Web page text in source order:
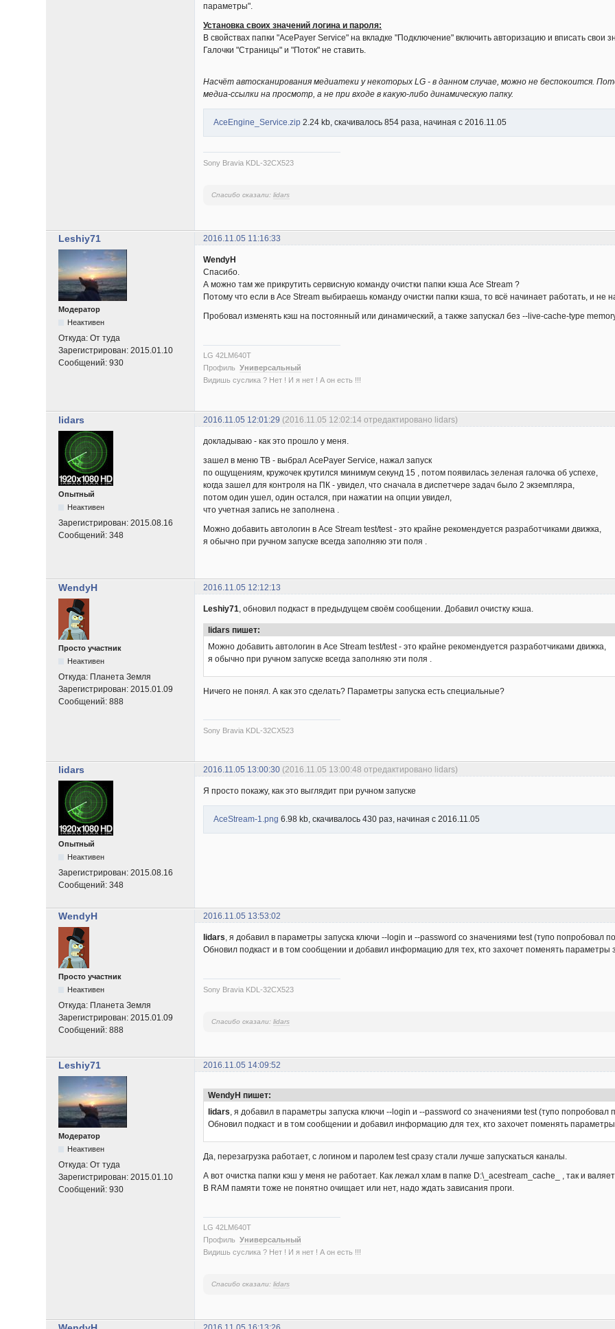
параметры".
Установка своих значений логина и пароля:
В свойствах папки "AcePayer Service" на вкладке "Подключение" включить авторизацию и вписать свои
Галочки "Страницы" и "Поток" не ставить.
Насчёт автосканирования медиатеки у некоторых LG - в данном случае, можно не беспокоится.
медиа-ссылки на просмотр, а не при входе в какую-либо динамическую папку.
AceEngine_Service.zip 2.24 kb, скачивалось 854 раза, начиная с 2016.11.05
Sony Bravia KDL-32CX523
Спасибо сказали:lidars
Leshiy71 2016.11.05 11:16:33
Модератор
Неактивен
Откуда:От туда
Зарегистрирован:2015.01.10
Сообщений:930
WendyH
Спасибо.
А можно там же прикрутить сервисную команду очистки папки кэша Ace Stream ?
Потому что если в Ace Stream выбираешь команду очистки папки кэша, то всё начинает работать, и не
Пробовал изменять кэш на постоянный или динамический, а также запускал без --live-cache-type
LG 42LM640T
ПрофильУниверсальный
Видишь суслика ? Нет ! И я нет ! А он есть !!!
lidars 2016.11.05 12:01:29 (2016.11.05 12:02:14 отредактировано lidars)
Опытный
Неактивен
Зарегистрирован:2015.08.16
Сообщений:348
докладываю - как это прошло у меня.
зашел в меню ТВ - выбрал AcePayer Service, нажал запуск
по ощущениям, кружочек крутился минимум секунд 15 , потом появилась зеленая галочка об успехе,
когда зашел для контроля на ПК - увидел, что сначала в диспетчере задач было 2 экземпляра,
потом один ушел, один остался, при нажатии на опции увидел,
что учетная запись не заполнена .
Можно добавить автологин в Ace Stream test/test - это крайне рекомендуется разработчиками движка,
я обычно при ручном запуске всегда заполняю эти поля .
WendyH 2016.11.05 12:12:13
Просто участник
Неактивен
Откуда: Планета Земля
Зарегистрирован:2015.01.09
Сообщений:888
Leshiy71 , обновил подкаст в предыдущем своём сообщении. Добавил очистку кэша.
lidars пишет:
Можно добавить автологин в Ace Stream test/test - это крайне рекомендуется разработчиками движка,
я обычно при ручном запуске всегда заполняю эти поля .
Ничего не понял. А как это сделать? Параметры запуска есть специальные?
Sony Bravia KDL-32CX523
lidars 2016.11.05 13:00:30 (2016.11.05 13:00:48 отредактировано lidars)
Опытный
Неактивен
Зарегистрирован:2015.08.16
Сообщений:348
Я просто покажу, как это выглядит при ручном запуске
AceStream-1.png 6.98 kb, скачивалось 430 раз, начиная с 2016.11.05
WendyH 2016.11.05 13:53:02
Просто участник
Неактивен
Откуда: Планета Земля
Зарегистрирован:2015.01.09
Сообщений:888
lidars, я добавил в параметры запуска ключи --login и --password со значениями test (тупо попробовал
Обновил подкаст и в том сообщении и добавил информацию для тех, кто захочет поменять параметры
Sony Bravia KDL-32CX523
Спасибо сказали:lidars
Leshiy71 2016.11.05 14:09:52
Модератор
Неактивен
Откуда:От туда
Зарегистрирован:2015.01.10
Сообщений:930
WendyH пишет:
lidars, я добавил в параметры запуска ключи --login и --password со значениями test (тупо попробовал
Обновил подкаст и в том сообщении и добавил информацию для тех, кто захочет поменять параметры
Да, перезагрузка работает, с логином и паролем test сразу стали лучше запускаться каналы.
А вот очистка папки кэш у меня не работает. Как лежал хлам в папке D:\_acestream_cache_ , так и
В RAM памяти тоже не понятно очищает или нет, надо ждать зависания проги.
LG 42LM640T
ПрофильУниверсальный
Видишь суслика ? Нет ! И я нет ! А он есть !!!
Спасибо сказали:lidars